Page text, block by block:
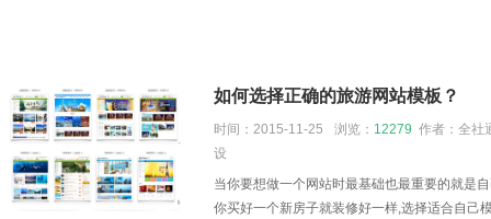
如何选择正确的旅游网站模板？
时间：2015-11-25 浏览： 12279 作者：全社
设
当你要想做一个网站时最基础也最重要的就是
你买好一个新房子就装修好一样,选择适合自己